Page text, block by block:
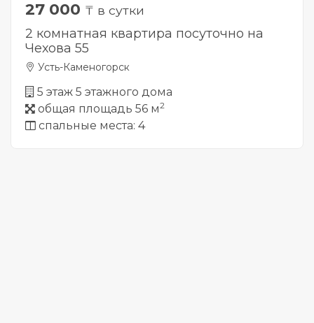
27 000 ₸ в сутки
2 комнатная квартира посуточно на
Чехова 55
Усть-Каменогорск
5 этаж 5 этажного дома
общая площадь 56 м2
спальные места: 4